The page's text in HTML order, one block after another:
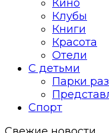
Кино
Клубы
Книги
Красота
Отели
С детьми
Парки
Спорт